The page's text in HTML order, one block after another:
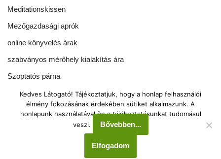
Meditationskissen
Mezőgazdasági aprók
online könyvelés árak
szabványos mérőhely kialakítás ára
Szoptatós párna
Tönkölypárna rendelés
Green-Echo Kft. 2008-2025
Kedves Látogató! Tájékoztatjuk, hogy a honlap felhasználói
élmény fokozásának érdekében sütiket alkalmazunk. A
honlapunk használatával ön a tájékoztatásunkat tudomásul
veszi.
Bővebben...
Elfogadom